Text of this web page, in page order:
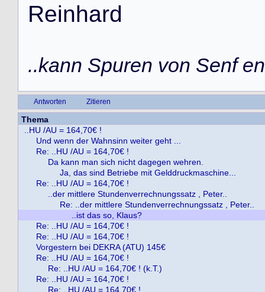
Reinhard
..kann Spuren von Senf
Antworten Zitieren
Thema
..HU /AU = 164,70€ !
Und wenn der Wahnsinn weiter geht ...
Re: ..HU /AU = 164,70€ !
Da kann man sich nicht dagegen wehren.
Ja, das sind Betriebe mit Gelddruckmaschine...
Re: ..HU /AU = 164,70€ !
..der mittlere Stundenverrechnungssatz , Peter..
Re: ..der mittlere Stundenverrechnungssatz , Peter..
..ist das so, Klaus?
Re: ..HU /AU = 164,70€ !
Re: ..HU /AU = 164,70€ !
Vorgestern bei DEKRA (ATU) 145€
Re: ..HU /AU = 164,70€ !
Re: ..HU /AU = 164,70€ ! (k.T.)
Re: ..HU /AU = 164,70€ !
Re: ..HU /AU = 164,70€ !